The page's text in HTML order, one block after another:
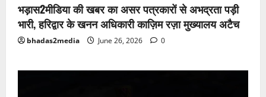
भड़ास2मीडिया की खबर का असर पत्रकारों से अभद्रता पड़ी
भारी, हरिद्वार के खनन अधिकारी काज़िम रज़ा मुख्यालय अटैच
bhadas2media June 26, 2026 0